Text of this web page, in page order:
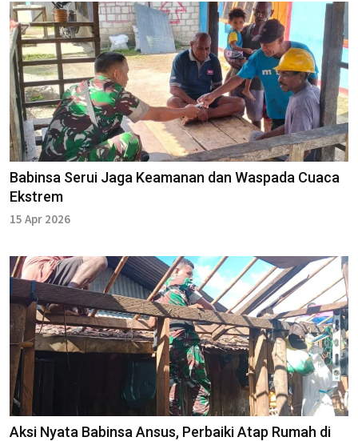
Babinsa Serui Jaga Keamanan dan Waspada Cuaca
Ekstrem
15 Apr 2026
Aksi Nyata Babinsa Ansus, Perbaiki Atap Rumah di